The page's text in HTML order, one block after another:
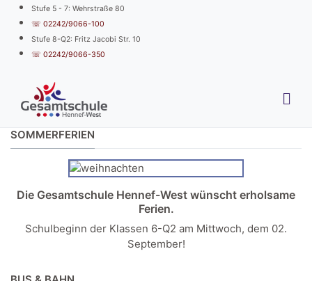
Stufe 5 - 7: Wehrstraße 80
☏ 02242/9066-100
Stufe 8-Q2: Fritz Jacobi Str. 10
☏ 02242/9066-350
SOMMERFERIEN
Die Gesamtschule Hennef-West wünscht erholsame
Ferien.
Schulbeginn der Klassen 6-Q2 am Mittwoch, dem 02.
September!